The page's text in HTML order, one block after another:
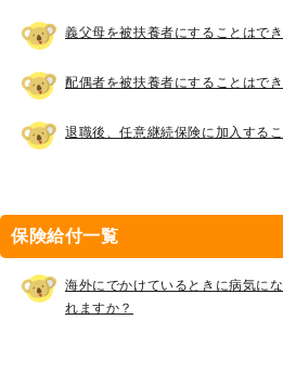
義父母を被扶養者にすることはで
配偶者を被扶養者にすることはで
退職後、任意継続保険に加入する
保険給付一覧
海外にでかけているときに病気に
れますか？